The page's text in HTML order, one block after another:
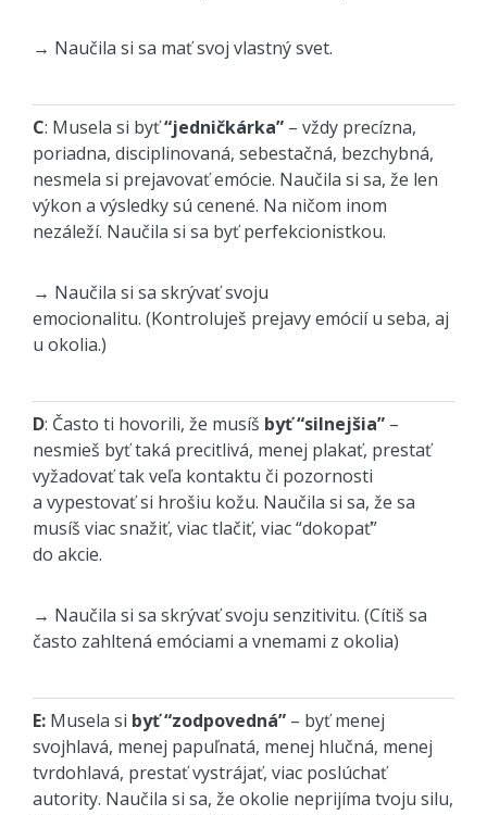
→ Naučila si sa mať svoj vlastný svet.
C: Musela si byť“jedničkárka” – vždy precízna,
poriadna, disciplinovaná, sebestačná, bezchybná,
nesmela si prejavovať emócie. Naučila si sa, že len
výkon a výsledky sú cenené. Na ničom inom
nezáleží. Naučila si sa byť perfekcionistkou.
→ Naučila si sa skrývať svoju
emocionalitu. (Kontroluješ prejavy emócií u seba, aj
u okolia.)
D: Často ti hovorili, že musíš byť “silnejšia” –
nesmieš byť taká precitlivá, menej plakať, prestať
vyžadovať tak veľa kontaktu či pozornosti
a vypestovať si hrošiu kožu. Naučila si sa, že sa
musíš viac snažiť, viac tlačiť, viac “dokopať”
do akcie.
→ Naučila si sa skrývať svoju senzitivitu. (Cítiš sa
často zahltená emóciami a vnemami z okolia)
E: Musela si byť “zodpovedná” – byť menej
svojhlavá, menej papuľnatá, menej hlučná, menej
tvrdohlavá, prestať vystrájať, viac poslúchať
autority. Naučila si sa, že okolie neprijíma tvoju silu,